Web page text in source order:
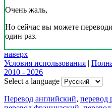
Очень жаль,
Но сейчас вы можете
один раз.
наверх
Условия использования |
2010 - 2026
Select a language
Перевод английский, перевод